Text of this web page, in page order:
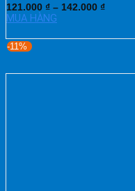
121.000 ₫ – 142.000 ₫
MUA HÀNG
-11%